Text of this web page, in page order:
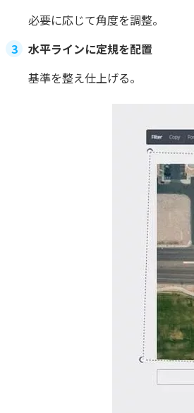
必要に応じて角度を調整。
水平ラインに定規を配置
基準を整え仕上げる。